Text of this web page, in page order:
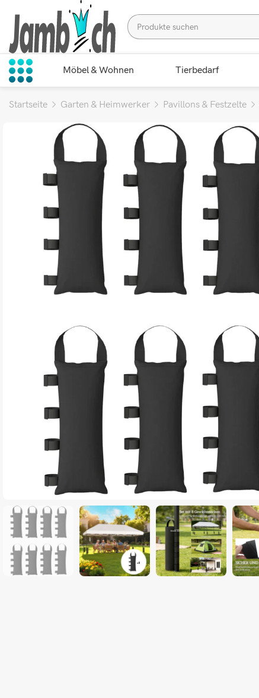
Möbel & Wohnen Tierbedarf
Startseite Garten & Heimwerker Pavillons & Festzelte